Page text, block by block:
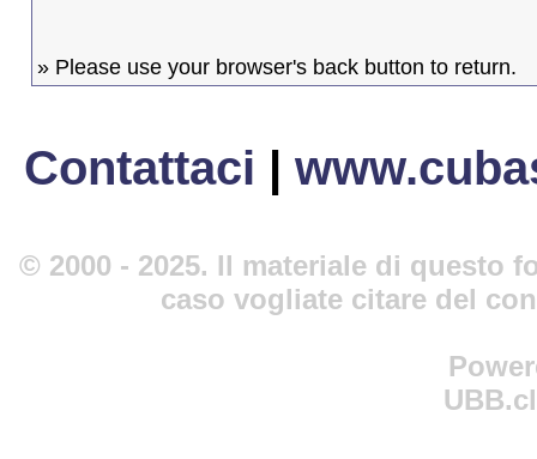
» Please use your browser's back button to return.
Contattaci |
© 2000 - 2025. Il materiale di questo
caso vogliate citare del